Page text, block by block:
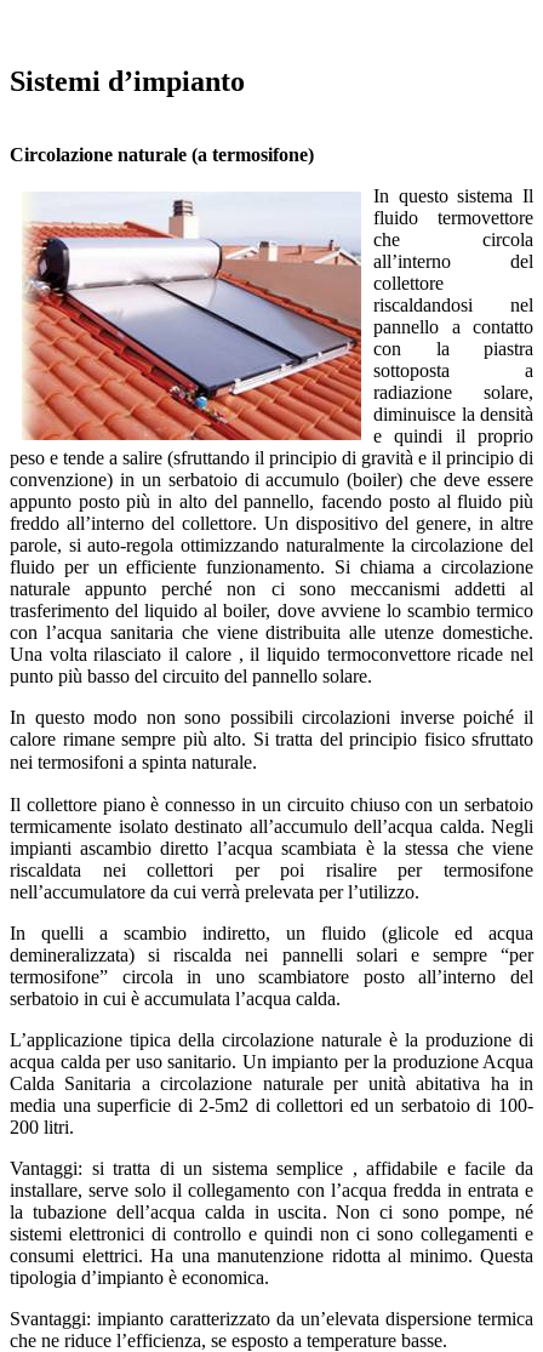
Sistemi d’impianto
Circolazione naturale (a termosifone)
In questo sistema Il
fluido termovettore
che circola
all’interno del
collettore
riscaldandosi nel
pannello a contatto
con la piastra
sottoposta a
radiazione solare,
diminuisce la densità
e quindi il proprio
peso e tende a salire (sfruttando il principio di gravità e il principio di
convenzione) in un serbatoio di accumulo (boiler) che deve essere
appunto posto più in alto del pannello, facendo posto al fluido più
freddo all’interno del collettore. Un dispositivo del genere, in altre
parole, si auto-regola ottimizzando naturalmente la circolazione del
fluido per un efficiente funzionamento. Si chiama a circolazione
naturale appunto perché non ci sono meccanismi addetti al
trasferimento del liquido al boiler, dove avviene lo scambio termico
con l’acqua sanitaria che viene distribuita alle utenze domestiche.
Una volta rilasciato il calore , il liquido termoconvettore ricade nel
punto più basso del circuito del pannello solare.
In questo modo non sono possibili circolazioni inverse poiché il
calore rimane sempre più alto. Si tratta del principio fisico sfruttato
nei termosifoni a spinta naturale.
Il collettore piano è connesso in un circuito chiuso con un serbatoio
termicamente isolato destinato all’accumulo dell’acqua calda. Negli
impianti ascambio diretto l’acqua scambiata è la stessa che viene
riscaldata nei collettori per poi risalire per termosifone
nell’accumulatore da cui verrà prelevata per l’utilizzo.
In quelli a scambio indiretto, un fluido (glicole ed acqua
demineralizzata) si riscalda nei pannelli solari e sempre “per
termosifone” circola in uno scambiatore posto all’interno del
serbatoio in cui è accumulata l’acqua calda.
L’applicazione tipica della circolazione naturale è la produzione di
acqua calda per uso sanitario. Un impianto per la produzione Acqua
Calda Sanitaria a circolazione naturale per unità abitativa ha in
media una superficie di 2-5m2 di collettori ed un serbatoio di 100-
200 litri.
Vantaggi: si tratta di un sistema semplice , affidabile e facile da
installare, serve solo il collegamento con l’acqua fredda in entrata e
la tubazione dell’acqua calda in uscita. Non ci sono pompe, né
sistemi elettronici di controllo e quindi non ci sono collegamenti e
consumi elettrici. Ha una manutenzione ridotta al minimo. Questa
tipologia d’impianto è economica.
Svantaggi: impianto caratterizzato da un’elevata dispersione termica
che ne riduce l’efficienza, se esposto a temperature basse.